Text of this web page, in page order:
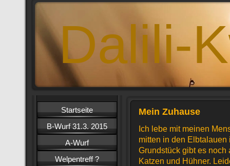
Dalili-
Startseite
B-Wurf 31.3. 2015
A-Wurf
Welpentreff ?
Mein Zuhause
Ich lebe mit meinen
mitten in den Elbtalauen
Grundstück gibt es noch
Katzen und Hühner.